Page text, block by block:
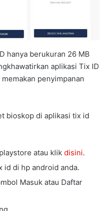
hanya berukuran 26 MB
aplikasi Tix ID
penyimpanan
bioskop di aplikasi tix id
atau klik disini.
id di hp android anda.
Masuk atau Daftar